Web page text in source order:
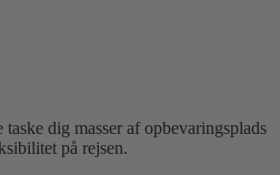
dig masser af opbevaringsplads
på rejsen.